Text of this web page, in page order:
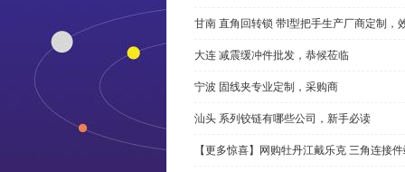
甘南 直角回转锁 带l型把手生产厂商定制，
大连 减震缓冲件批发，恭候莅临
宁波 固线夹专业定制，采购商
汕头 系列铰链有哪些公司，新手必读
【更多惊喜】网购牡丹江戴乐克 三角连接